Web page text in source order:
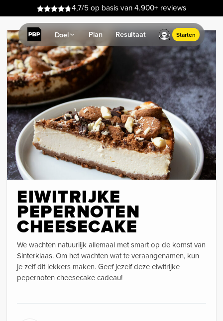
4,7/5 op basis van 4.900+ reviews
Doel Plan Resultaat Starten
EIWITRIJKE
PEPERNOTEN
CHEESECAKE
We wachten natuurlijk allemaal met smart op de komst van
Sinterklaas. Om het wachten wat te veraangenamen, kun
je zelf dit lekkers maken. Geef jezelf deze eiwitrijke
pepernoten cheesecake cadeau!